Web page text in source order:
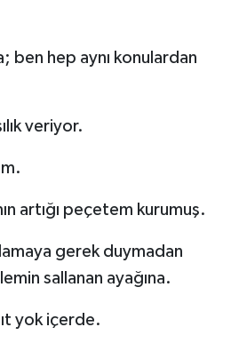
ben hep aynı konulardan
veriyor.
artığı peçetem kurumuş.
gerek duymadan
sallanan ayağına.
yok içerde.